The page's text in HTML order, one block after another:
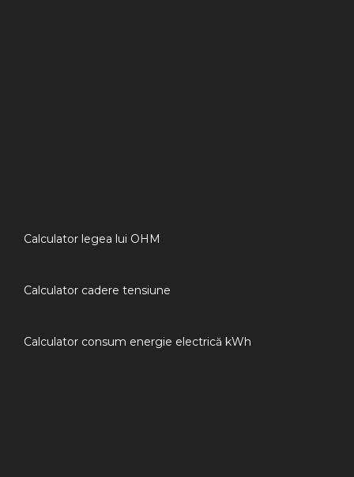
Calculator legea lui OHM
Calculator cadere tensiune
Calculator consum energie electrică kWh